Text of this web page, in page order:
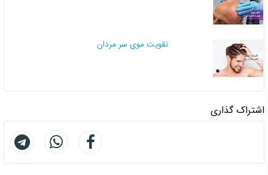
تقویت موی سر مردان
اشتراک گذاری